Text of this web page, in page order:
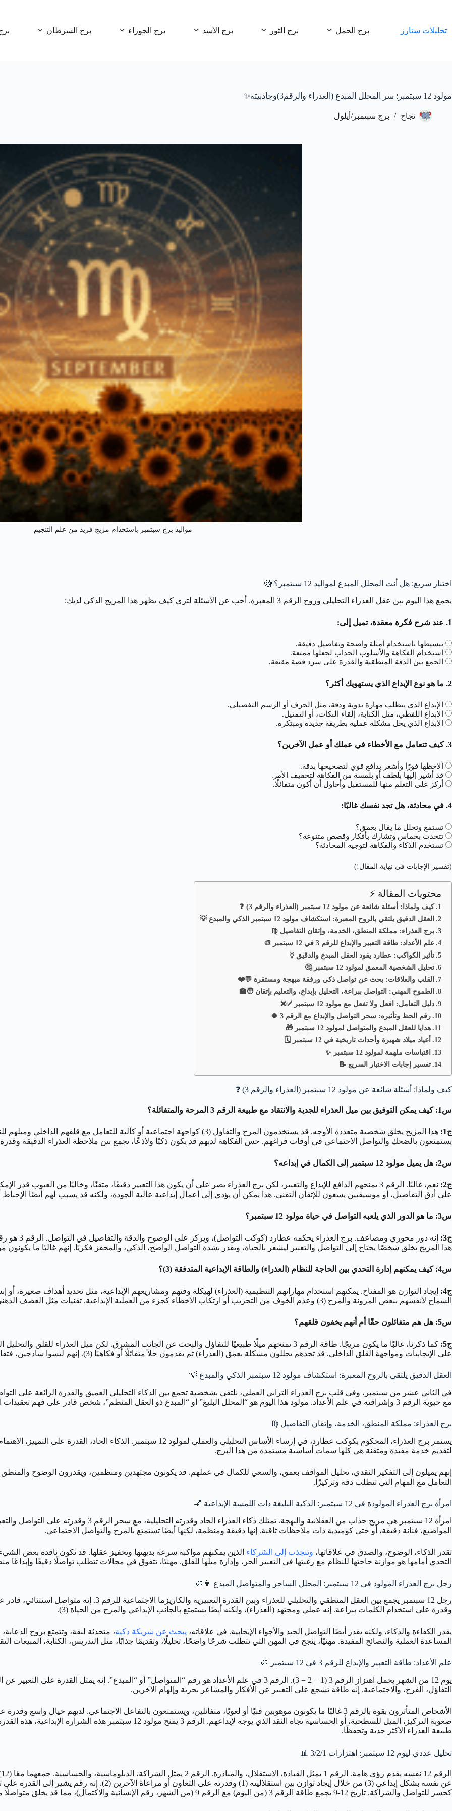
تحليلات ستارز برج الحمل برج الثور برج الأسد برج الجوزاء برج السرطان
مولود 12 سبتمبر: سر المحلل المبدع (العذراء والرقم3)وجاذبيته✨
نجاح برج سبتمبر/أيلول
مواليد برج سبتمبر باستخدام مزيج فريد من علم التنجيم
اختبار سريع: هل أنت المحلل المبدع لمواليد 12 سبتمبر؟ 🧐
يجمع هذا اليوم بين عقل العذراء التحليلي وروح الرقم 3 المعبرة. أجب عن الأسئلة لترى كيف يظهر هذا المزيج الذكي لديك:
1. عند شرح فكرة معقدة، تميل إلى:
تبسيطها باستخدام أمثلة واضحة وتفاصيل دقيقة.
استخدام الفكاهة والأسلوب الجذاب لجعلها ممتعة.
الجمع بين الدقة المنطقية والقدرة على سرد قصة مقنعة.
2. ما هو نوع الإبداع الذي يستهويك أكثر؟
الإبداع الذي يتطلب مهارة يدوية ودقة، مثل الحرف أو الرسم التفصيلي.
الإبداع اللفظي، مثل الكتابة، إلقاء النكات، أو التمثيل.
الإبداع الذي يحل مشكلة عملية بطريقة جديدة ومبتكرة.
3. كيف تتعامل مع الأخطاء في عملك أو عمل الآخرين؟
ألاحظها فورًا وأشعر بدافع قوي لتصحيحها بدقة.
قد أشير إليها بلطف أو بلمسة من الفكاهة لتخفيف الأمر.
أركز على التعلم منها للمستقبل وأحاول أن أكون متفائلًا.
4. في محادثة، هل تجد نفسك غالبًا:
تستمع وتحلل ما يقال بعمق؟
تتحدث بحماس وتشارك بأفكار وقصص متنوعة؟
تستخدم الذكاء والفكاهة لتوجيه المحادثة؟
(تفسير الإجابات في نهاية المقال!)
محتويات المقالة ⚡
كيف ولماذا: أسئلة شائعة عن مولود 12 سبتمبر (العذراء والرقم 3) ❓
العقل الدقيق يلتقي بالروح المعبرة: استكشاف مولود 12 سبتمبر الذكي والمبدع 💡
برج العذراء: مملكة المنطق، الخدمة، وإتقان التفاصيل ♍
علم الأعداد: طاقة التعبير والإبداع للرقم 3 في 12 سبتمبر 🎨
تأثير الكواكب: عطارد يقود العقل المبدع والدقيق ☿️
تحليل الشخصية المعمق لمولود 12 سبتمبر 🤔
القلب والعلاقات: بحث عن تواصل ذكي ورفقة مبهجة ومستقرة 💬❤️
الطموح المهني: التواصل ببراعة، التحليل بإبداع، والتعليم بإتقان 🧑‍🏫
دليل التعامل: افعل ولا تفعل مع مولود 12 سبتمبر ✅❌
رقم الحظ وتأثيره: سحر التواصل والإبداع مع الرقم 3 🍀
هدايا للعقل المبدع والمتواصل لمولود 12 سبتمبر 🎁
أعياد ميلاد شهيرة وأحداث تاريخية في 12 سبتمبر 🗓️
اقتباسات ملهمة لمولود 12 سبتمبر ✨
تفسير إجابات الاختبار السريع 📝
كيف ولماذا: أسئلة شائعة عن مولود 12 سبتمبر (العذراء والرقم 3) ❓
س1: كيف يمكن التوفيق بين ميل العذراء للجدية والانتقاد مع طبيعة الرقم 3 المرحة والمتفائلة؟
ج1:
هذا المزيج يخلق شخصية متعددة الأوجه. قد يستخدمون المرح والتفاؤل (3) كواجهة اجتماعية أو
يستمتعون بالضحك والتواصل الاجتماعي في أوقات فراغهم. حس الفكاهة لديهم قد يكون ذكيًا ولاذعًا، يجمع بين ملاحظة العذراء الدقيقة وقدرة الرقم 3 على التعبير عنها بطريقة مضحكة
س2: هل يميل مولود 12 سبتمبر إلى الكمال في إبداعه؟
ج2:
نعم، غالبًا. الرقم 3 يمنحهم الدافع للإبداع والتعبير، لكن برج العذراء يصر على أن يكون هذا التعبير دقيقًا، متقنًا، وخاليًا من
على أدق التفاصيل، أو موسيقيين يسعون للإتقان التقني. هذا يمكن أن يؤدي إلى أعمال إبداعية عالية الجودة، ولكنه قد يسبب لهم أيضًا الإحباط
س3: ما هو الدور الذي يلعبه التواصل في حياة مولود 12 سبتمبر؟
ج3:
إنه دور
هذا المزيج يخلق شخصًا يحتاج إلى التواصل والتعبير ليشعر بالحياة، ويقدر بشدة التواصل الواضح، الذكي، والمحفز فكريًا. إنهم غالبًا ما
س4: كيف يمكنهم إدارة التحدي بين الحاجة للنظام (العذراء) والطاقة الإبداعية المتدفقة (3)؟
ج4:
إيجاد التوازن هو المفتاح. يمكنهم استخدام مهاراتهم التنظيمية (العذراء) لهيكلة وقتهم ومشاريعهم الإبداعية، مثل تحديد أهداف
السماح لأنفسهم ببعض المرونة والمرح (3) وعدم الخوف من التجريب أو ارتكاب الأخطاء كجزء من العملية الإبداعية. تقنيات مثل العصف الذهني الحر ثم تنظيم الأفكار لاحقًا قد تكون مفيدة لهم.
س5: هل هم متفائلون حقًا أم أنهم يخفون قلقهم؟
ج5:
كما ذكرنا، غالبًا ما يكون مزيجًا. طاقة الرقم 3 تمنحهم ميلًا طبيعيًا للتفاؤل والبحث عن الجانب المشرق. لكن ميل
على الإيجابيات ومواجهة القلق الداخلي. قد تجدهم يحللون مشكلة بعمق (العذراء) ثم يقدمون حلاً متفائلًا أو فكاهيًا (3). إنهم ليسوا ساذجين، فتفاؤلهم غالبًا ما يكون مدعومًا بتحليل (أو أمل) واقعي.
العقل الدقيق يلتقي بالروح المعبرة: استكشاف مولود 12 سبتمبر الذكي والمبدع 💡
في الثاني عشر من سبتمبر، وفي قلب برج العذراء الترابي العملي، نلتقي بشخصية تجمع بين الذكاء التحليلي العميق والقدرة الرائعة على
مع حيوية الرقم 3 وإشراقته في علم الأعداد. مولود هذا اليوم هو “المحلل البليغ” أو “المبدع ذو العقل المنظم”، شخص قادر على فهم تعقيدات العالم والتعبير عنها بوضوح، دقة، وغالبًا بلمسة من الفكاهة أو الإلهام.
برج العذراء: مملكة المنطق، الخدمة، وإتقان التفاصيل ♍
يستمر برج العذراء، المحكوم بكوكب عطارد، في إرساء الأساس التحليلي والعملي لمولود
لتقديم خدمة مفيدة ومتقنة هي كلها سمات أساسية مستمدة من هذا البرج.
إنهم يميلون إلى التفكير النقدي، تحليل المواقف بعمق، والسعي للكمال في عملهم. قد يكونون مجتهدين ومنظمين، ويقدرون الوضوح
التعامل مع المهام التي تتطلب دقة وتركيزًا.
امرأة برج العذراء المولودة في 12 سبتمبر: الذكية البليغة ذات اللمسة الإبداعية 💅
امرأة 12 سبتمبر هي مزيج جذاب من العقلانية والبهجة.
المواضيع، فنانة دقيقة، أو حتى كوميدية ذات ملاحظات ثاقبة. إنها دقيقة ومنظمة، لكنها أيضًا تستمتع بالمرح والتواصل الاجتماعي.
تقدر الذكاء، الوضوح، والصدق في علاقاتها، وتنجذب إلى الشركاء
التحدي أمامها هو موازنة حاجتها للنظام مع رغبتها في التعبير الحر، وإدارة ميلها للقلق. مهنيًا، تتفوق في مجالات تتطلب تواصلًا دقيقًا وإبداعًا
رجل برج العذراء المولود في 12 سبتمبر: المحلل الساحر والمتواصل المبدع 👨‍🎨
رجل 12 سبتمبر يجمع بين العقل المنطقي والتحليلي للعذراء
وقدرة على استخدام الكلمات ببراعة. إنه عملي ومجتهد (العذراء)، ولكنه أيضًا يستمتع بالجانب الإبداعي والمرح من الحياة (3).
يقدر الكفاءة والذكاء، ولكنه يقدر أيضًا التواصل الجيد والأجواء الإيجابية. في علاقاته، يبحث عن شريكة ذكية، متحدثة لبقة، وتتمتع بروح
المساعدة العملية والنصائح المفيدة. مهنيًا، ينجح في المهن التي تتطلب شرحًا واضحًا، تحليلًا، وتقديمًا جذابًا، مثل التدريس، الكتابة، المبيعات
علم الأعداد: طاقة التعبير والإبداع للرقم 3 في 12 سبتمبر 🎨
يوم 12 من الشهر يحمل اهتزاز الرقم 3 (1 + 2 = 3). الرقم 3 في علم الأعداد هو رقم “المتواصل” أو “المبدع”. إنه يمثل
التفاؤل، الفرح، والاجتماعية. إنه طاقة تشجع على التعبير عن الأفكار والمشاعر بحرية وإلهام الآخرين.
الأشخاص المتأثرون بقوة بالرقم 3 غالبًا ما يكونون موهوبين فنيًا أو لغويًا، متفائلين، ويستمتعون بالتفاعل الاجتماعي. لديهم
صعوبة التركيز، الميل للسطحية، أو الحساسية تجاه النقد الذي يوجه
طبيعة العذراء الأكثر جدية وتحفظًا.
تحليل عددي ليوم 12 سبتمبر: اهتزازات 3/2/1 📊
عن نفسه بشكل إبداعي (3) من خلال إيجاد توازن بين استقلاليته (1)
كجسر للتواصل والشراكة. تاريخ 12-9 يجمع طاقة الرقم 3 (من اليوم) مع الرقم 9 (من الشهر، رقم الإنسانية والاكتمال)، مما قد يخلق متواصلًا مبدعًا (3) لديه رسالة إنسانية أو عالمية (9).